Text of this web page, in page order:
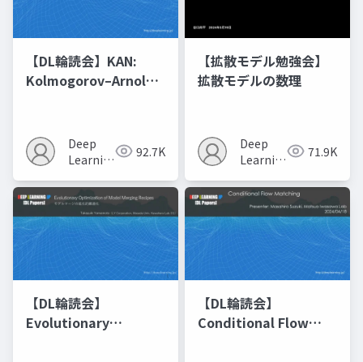
【DL輪読会】KAN:
Kolmogorov–Arnold
Deep
Learning
92.7K
【拡散モデル勉強会】
拡散モデルの数理
Deep
Learning
71.9K
【DL輪読会】
Evolutionary
【DL輪読会】
Conditional Flow